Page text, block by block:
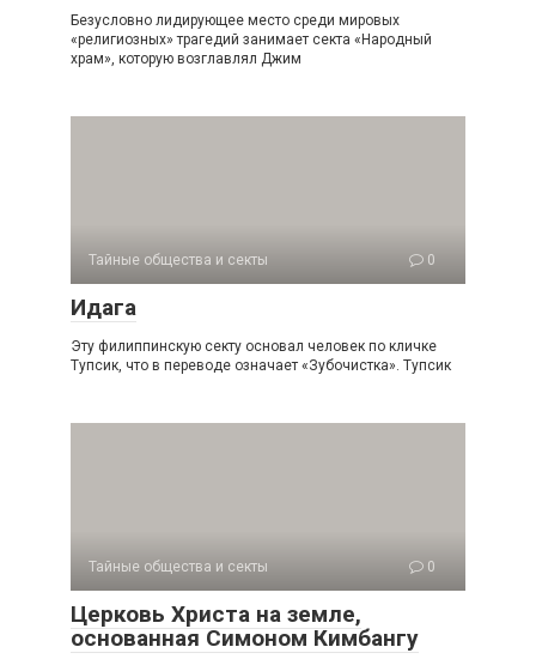
Безусловно лидирующее место среди мировых
«религиозных» трагедий занимает секта «Народный
храм», которую возглавлял Джим
Тайные общества и секты 0
Идага
Эту филиппинскую секту основал человек по кличке
Тупсик, что в переводе означает «Зубочистка». Тупсик
Тайные общества и секты 0
Церковь Христа на земле,
основанная Симоном Кимбангу